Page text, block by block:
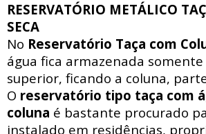
RESERVATÓRIO METÁLICO
SECA
No Reservatório Taça com
água fica armazenada
superior, ficando a coluna,
O reservatório tipo taça com
coluna é bastante procurado
instalado em residências,